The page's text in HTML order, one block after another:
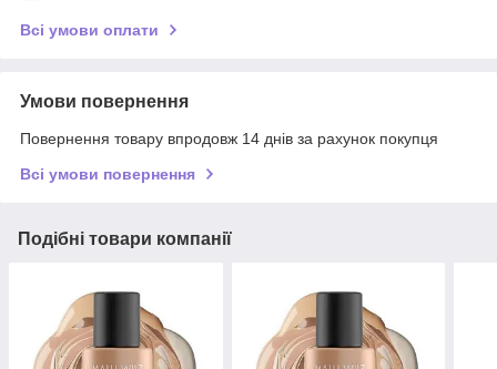
Всі умови оплати
Умови повернення
Повернення товару впродовж 14 днів за рахунок покупця
Всі умови повернення
Подібні товари компанії